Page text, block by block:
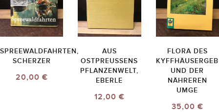
SPREEWALDFAHRTEN,
SCHERZER
20,00 €
AUS
OSTPREUSSENS P
FLANZENWELT, E
BERLE
12,00 €
FLORA DES
UND DER
NÄHREREN
UMGE
35,00 €